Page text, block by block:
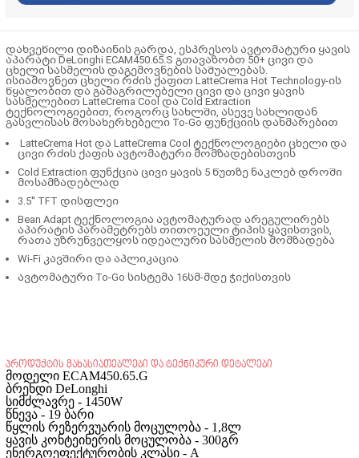
დახვეწილი დიზაინის გარდა, ესპრესოს ავტომატური ყავის
აპარატი DeLonghi ECAM450.65.S გთავაზობთ 50+ ცივი და
ცხელი სასმელის დაგემოვნების საშუალებას.
ისიამოვნეთ ცხელი რძის ქაფით LatteCrema Hot Technology-ის
წყალობით და გამაგრილებელი ცივი და ცივი ყავის
სასმელებით LatteCrema Cool და Cold Extraction
ტექნოლოგიებით, როგორც სახლში, ასევე სახლიდან
გასვლისას მოსახერხებელი To-Go ფუნქციის დახმარებით
LatteCrema Hot და LatteCrema Cool ტექნოლოგიები ცხელი და
ცივი რძის ქაფის ავტომატური მომზადებისთვის
Cold Extraction ფუნქცია ცივი ყავის 5 წუთზე ნაკლებ დროში
მოსამზადებლად
3.5'' TFT დისფლეი
Bean Adapt ტექნოლოგია ავტომატურად არეგულირებს
აპარატის პარამეტრებს თითოეული ტიპის ყავისთვის,
რათა უზრუნველყოს იდეალური სასმელის მომზადება
Wi-Fi კავშირი და აპლიკაცია
ავტომატური To-Go სისტემა 16სმ-მდე ჭიქისთვის
პროდუქტის მახასიათებლები და ტექნიკური დეტალები
მოდელი ECAM450.65.G
ბრენდი DeLonghi
სიმძლავრე - 1450W
წნევა - 19 ბარი
წყლის რეზერვუარის მოცულობა - 1,8ლ
ყავის კონტეინერის მოცულობა - 300გრ
ენერგოეფექტურობის კლასი - A